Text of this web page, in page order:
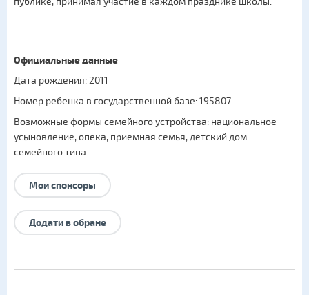
Официальные данные
Дата рождения: 2011
Номер ребенка в государственной базе: 195807
Возможные формы семейного устройства: национальное
усыновление,опека, приемная семья,детский дом
семейного типа.
Мои спонсоры
Додати в обране